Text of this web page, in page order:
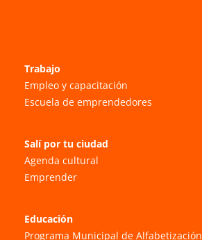
Trabajo
Empleo y capacitación
Escuela de emprendedores
Salí por tu ciudad
Agenda cultural
Emprender
Educación
Programa Municipal de Alfabetización